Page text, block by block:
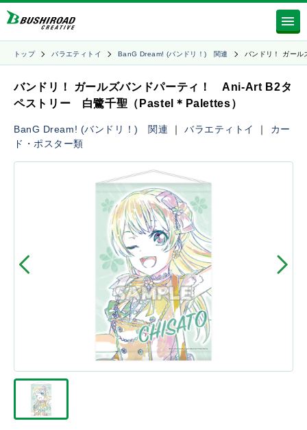
トップ バラエティトイ BanG Dream! (バンドリ！) 関連 バンドリ！ ガー
バンドリ！ ガールズバンドパーティ！ Ani-Art B2タ
ペストリー 白鷺千聖（Pastel＊Palettes）
BanG Dream! (バンドリ！) 関連 ｜バラエティトイ ｜ カー
ド・ポスター類